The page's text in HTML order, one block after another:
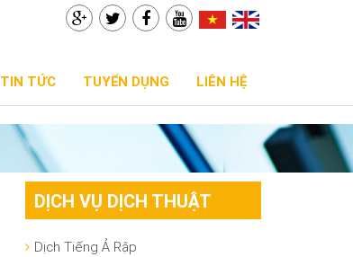
TIN TỨC TUYỂN DỤNG LIÊN HỆ
DỊCH VỤ DỊCH THUẬT
Dịch Tiếng Ả Rập